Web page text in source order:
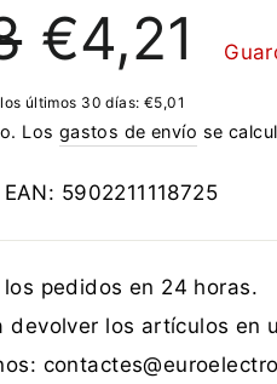
de
€4,21
últimos 30 días:€5,01
Los gastos de envío se
EAN: 5902211118725
los pedidos en 24 horas.
devolver los artículos en